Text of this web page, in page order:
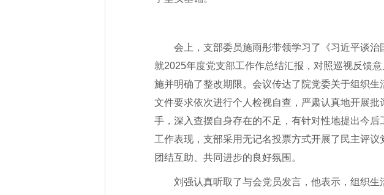
会上，支部委员施雨彤带领学习了《习近平谈
就2025年度党支部工作作总结汇报，对照巡视反馈
施并明确了整改期限。会议传达了院党委关于组织
文件要求依次进行个人检视自查，严肃认真地开展
手，深入查摆自身存在的不足，有针对性地提出今
工作表现，支部采用无记名投票方式开展了民主评
团结互助、共同进步的良好氛围。
刘强认真听取了与会党员发言，他表示，组织